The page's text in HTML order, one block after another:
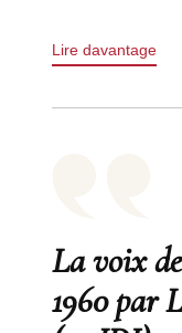
Lire davantage
La voix
1960 par